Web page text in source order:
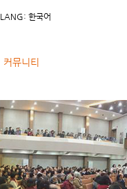
LANG: 한국어
커뮤니티